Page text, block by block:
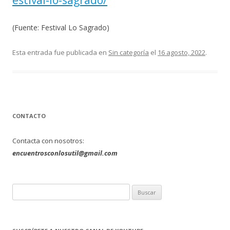
(Fuente: Festival Lo Sagrado)
Esta entrada fue publicada en Sin categoría el 16 agosto, 2022.
CONTACTO
Contacta con nosotros:
encuentrosconlosutil@gmail.com
u
c